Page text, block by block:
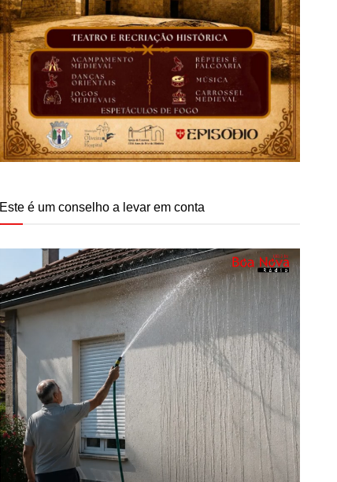
Este é um conselho a levar em conta